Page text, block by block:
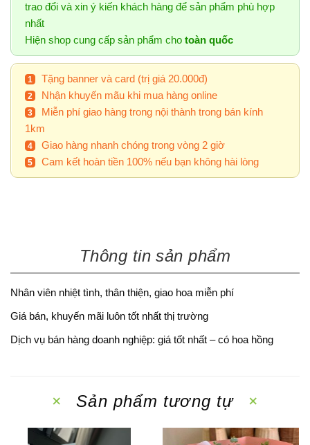
trao đổi và xin ý kiến khách hàng để sản phẩm phù hợp
nhất
Hiện shop cung cấp sản phẩm cho toàn quốc
Tặng banner và card (trị giá 20.000đ)
Nhận khuyến mãu khi mua hàng online
Miễn phí giao hàng trong nội thành trong bán kính
1km
Giao hàng nhanh chóng trong vòng 2 giờ
Cam kết hoàn tiền 100% nếu bạn không hài lòng
Thông tin sản phẩm
Nhân viên nhiệt tình, thân thiện, giao hoa miễn phí
Giá bán, khuyến mãi luôn tốt nhất thị trường
Dịch vụ bán hàng doanh nghiệp: giá tốt nhất – có hoa hồng
Sản phẩm tương tự